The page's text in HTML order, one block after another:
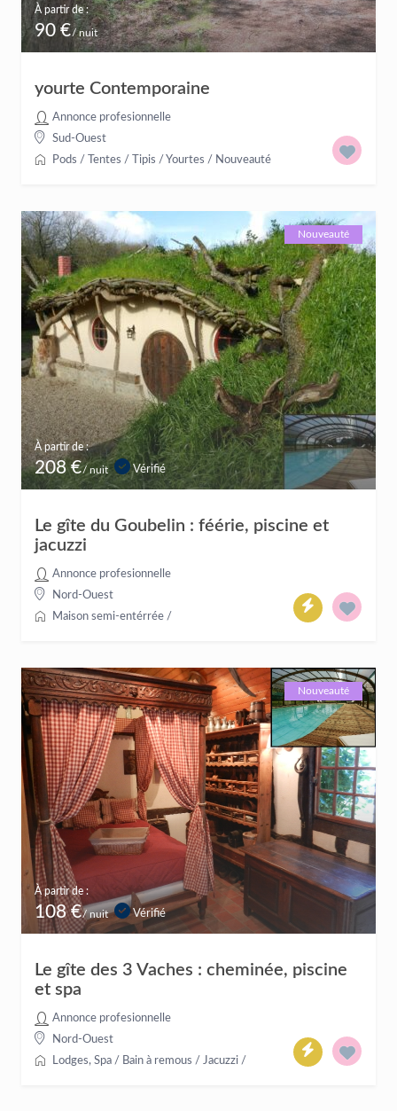
À partir de :
90 €/ nuit
yourte Contemporaine
Annonce profesionnelle
Sud-Ouest
Pods / Tentes / Tipis / Yourtes / Nouveauté
À partir de :
208 €/ nuit
Nouveauté
Vérifié
Le gîte du Goubelin : féérie, piscine et
jacuzzi
Annonce profesionnelle
Nord-Ouest
Maison semi-entérrée /
À partir de :
108 €/ nuit
Nouveauté
Vérifié
Le gîte des 3 Vaches : cheminée, piscine
et spa
Annonce profesionnelle
Nord-Ouest
Lodges, Spa / Bain à remous / Jacuzzi /